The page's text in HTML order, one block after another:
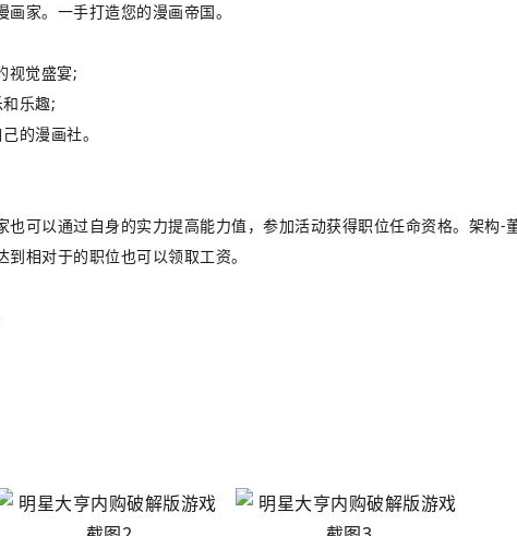
家。一手打造您的漫画帝国。
视觉盛宴;
乐趣;
的漫画社。
也可以通过自身的实力提高能力值，参加活动获得职位任命资格。架构
相对于的职位也可以领取工资。